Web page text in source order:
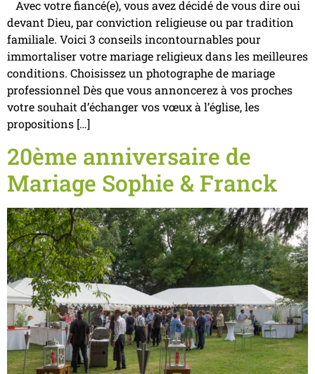
Avec votre fiancé(e), vous avez décidé de vous dire oui
devant Dieu, par conviction religieuse ou par tradition
familiale. Voici 3 conseils incontournables pour
immortaliser votre mariage religieux dans les meilleures
conditions. Choisissez un photographe de mariage
professionnel Dès que vous annoncerez à vos proches
votre souhait d’échanger vos vœux à l’église, les
propositions […]
20ème anniversaire de
Mariage Sophie & Franck